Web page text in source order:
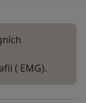
( EMG).